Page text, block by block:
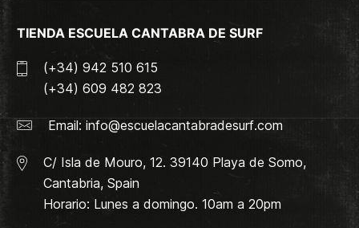
TIENDA ESCUELA CANTABRA DE SURF
(+34) 942 510 615
(+34) 609 482 823
Email: info@escuelacantabradesurf.com
C/ Isla de Mouro, 12. 39140 Playa de Somo,
Cantabria, Spain
Horario: Lunes a domingo. 10am a 20pm